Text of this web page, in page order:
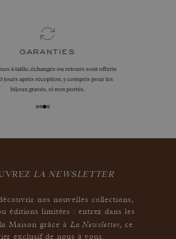
garanties
à taille, échanges ou retours sont offerts
jours après réception, y compris pour les
bijoux gravés, si non portés.
LA NEWSLETTER
nos nouvelles collections,
éditions limitées : entrez dans les
Maison grâce à La Newsletter,ce